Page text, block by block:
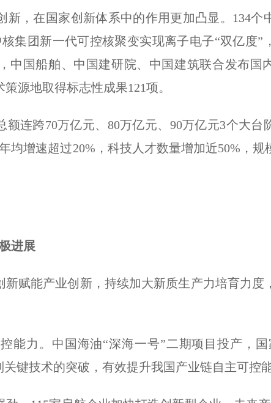
，在国家创新体系中的作用更加凸显。134个
集团新一代可控核聚变实现离子电子“双亿度”
中国船舶、中国建研院、中国建筑联合发布国
源地取得标志性成果121项。
连跨70万亿元、80万亿元、90万亿元3个大台
均增速超过20%，科技人才数量增加近50%，规
进展
能产业创新，持续加大新质生产力培育力度
力。中国海油“深海一号”二期项目投产，国
键技术的突破，有效提升我国产业链自主可控能